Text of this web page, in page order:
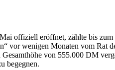
offiziell eröffnet, zählte bis
vor wenigen Monaten vom Rat
von 555.000 DM
begegnen.